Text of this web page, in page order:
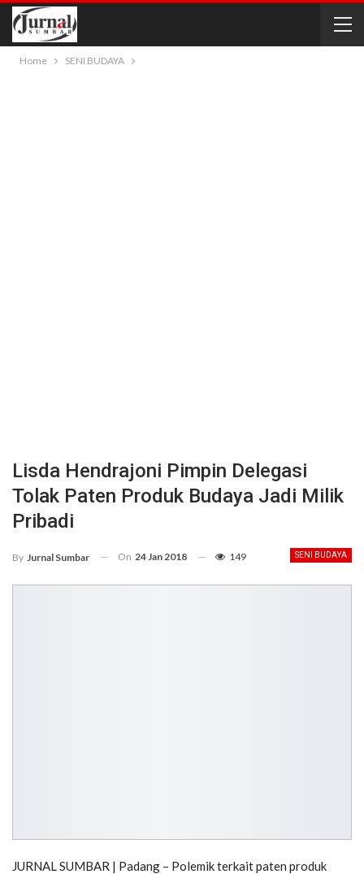
Home SENI BUDAYA
Lisda Hendrajoni Pimpin Delegasi
Tolak Paten Produk Budaya Jadi Milik
Pribadi
SENI BUDAYA
By Jurnal Sumbar On 24 Jan 2018 149
JURNAL SUMBAR | Padang – Polemik terkait paten produk